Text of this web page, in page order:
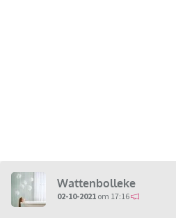
Wattenbolleke
02-10-2021 om 17:16